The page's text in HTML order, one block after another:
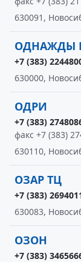
630091,
ОДНАЖДЫ
+7 (383)
630000,
ОДРИ
+7 (383)
факс +7 (383)
630110,
ОЗАР ТЦ
+7 (383)
630083,
ОЗОН
+7 (383)